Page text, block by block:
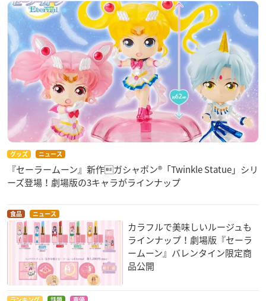
グッズ ニュース
『セーラームーン』新作ガシャポン®「Twinkle Statue」シリ
ーズ登場！劇場版の3キャラがラインナップ
食品 ニュース
カラフルで美味しいルージュも
ラインナップ！劇場版『セーラ
ームーン』バレンタイン限定商
品公開